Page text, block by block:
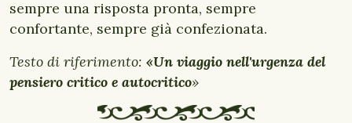
sempre una risposta pronta, sempre
confortante, sempre già confezionata.
Testo di riferimento: «Un viaggio nell'urgenza del
pensiero critico e autocritico»